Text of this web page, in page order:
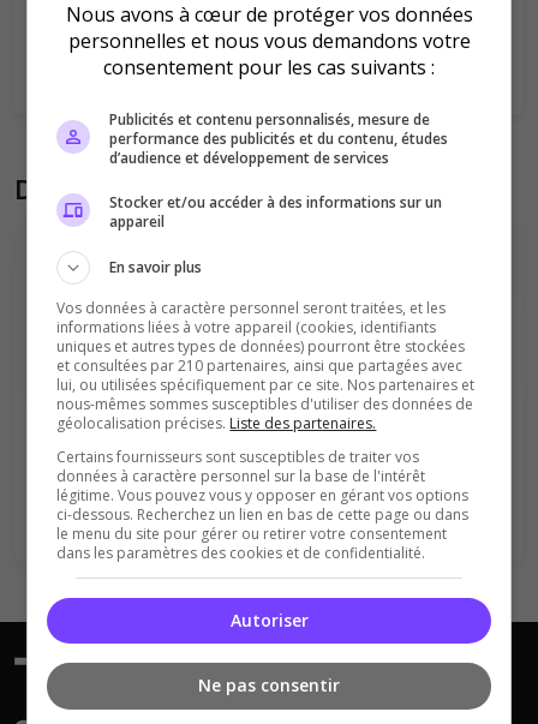
Ambiance
Disponibilité
Donner son avis sur le serveur
Vous devez être connecté pour ajouter
un avis sur ce serveur !
Se connecter S'inscrire
Nous avons à cœur de protéger vos données
personnelles et nous vous demandons votre
consentement pour les cas suivants :
Publicités et contenu personnalisés, mesure de
performance des publicités et du contenu, études
d’audience et développement de services
Stocker et/ou accéder à des informations sur un
appareil
En savoir plus
Vos données à caractère personnel seront traitées, et les
informations liées à votre appareil (cookies, identifiants
uniques et autres types de données) pourront être stockées
et consultées par 210 partenaires, ainsi que partagées avec
lui, ou utilisées spécifiquement par ce site. Nos partenaires et
nous-mêmes sommes susceptibles d'utiliser des données de
géolocalisation précises. Liste des partenaires.
Certains fournisseurs sont susceptibles de traiter vos
données à caractère personnel sur la base de l'intérêt
légitime. Vous pouvez vous y opposer en gérant vos options
ci-dessous. Recherchez un lien en bas de cette page ou dans
le menu du site pour gérer ou retirer votre consentement
dans les paramètres des cookies et de confidentialité.
Autoriser
Ne pas consentir